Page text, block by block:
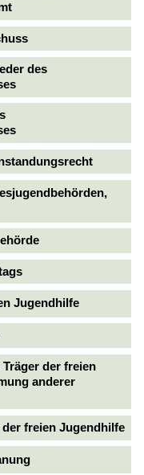
des
Jugendhilfe
der freien
anderer
der freien Jugendhilfe